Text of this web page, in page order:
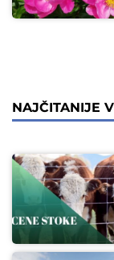
NAJČITANIJE